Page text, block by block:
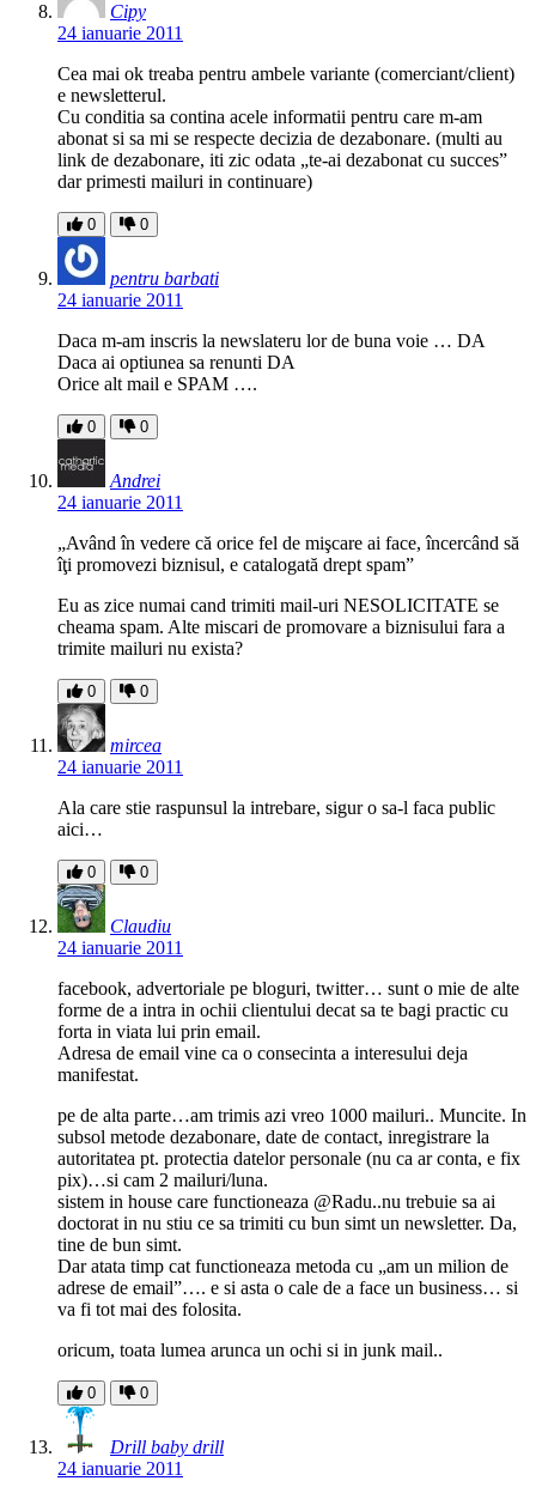
Cipy
24 ianuarie 2011
Cea mai ok treaba pentru ambele variante (comerciant/client)
e newsletterul.
Cu conditia sa contina acele informatii pentru care m-am
abonat si sa mi se respecte decizia de dezabonare. (multi au
link de dezabonare, iti zic odata „te-ai dezabonat cu succes”
dar primesti mailuri in continuare)
0 0
pentru barbati
24 ianuarie 2011
Daca m-am inscris la newslateru lor de buna voie … DA
Daca ai optiunea sa renunti DA
Orice alt mail e SPAM ….
0 0
Andrei
24 ianuarie 2011
„Având în vedere că orice fel de mişcare ai face, încercând să
îţi promovezi biznisul, e catalogată drept spam”
Eu as zice numai cand trimiti mail-uri NESOLICITATE se
cheama spam. Alte miscari de promovare a biznisului fara a
trimite mailuri nu exista?
0 0
mircea
24 ianuarie 2011
Ala care stie raspunsul la intrebare, sigur o sa-l faca public
aici…
0 0
Claudiu
24 ianuarie 2011
facebook, advertoriale pe bloguri, twitter… sunt o mie de alte
forme de a intra in ochii clientului decat sa te bagi practic cu
forta in viata lui prin email.
Adresa de email vine ca o consecinta a interesului deja
manifestat.
pe de alta parte…am trimis azi vreo 1000 mailuri.. Muncite. In
subsol metode dezabonare, date de contact, inregistrare la
autoritatea pt. protectia datelor personale (nu ca ar conta, e fix
pix)…si cam 2 mailuri/luna.
sistem in house care functioneaza @Radu..nu trebuie sa ai
doctorat in nu stiu ce sa trimiti cu bun simt un newsletter. Da,
tine de bun simt.
Dar atata timp cat functioneaza metoda cu „am un milion de
adrese de email”…. e si asta o cale de a face un business… si
va fi tot mai des folosita.
oricum, toata lumea arunca un ochi si in junk mail..
0 0
Drill baby drill
24 ianuarie 2011